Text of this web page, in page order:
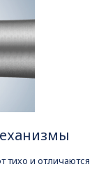
тихо и отличаются